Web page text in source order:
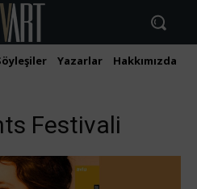
Yazarlar Hakkımızda
Festivali